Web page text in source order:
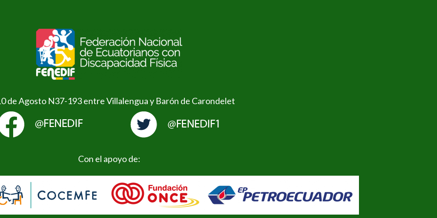
de Agosto N37-193 entre Villalengua y Barón de Carondelet
Con el apoyo de: